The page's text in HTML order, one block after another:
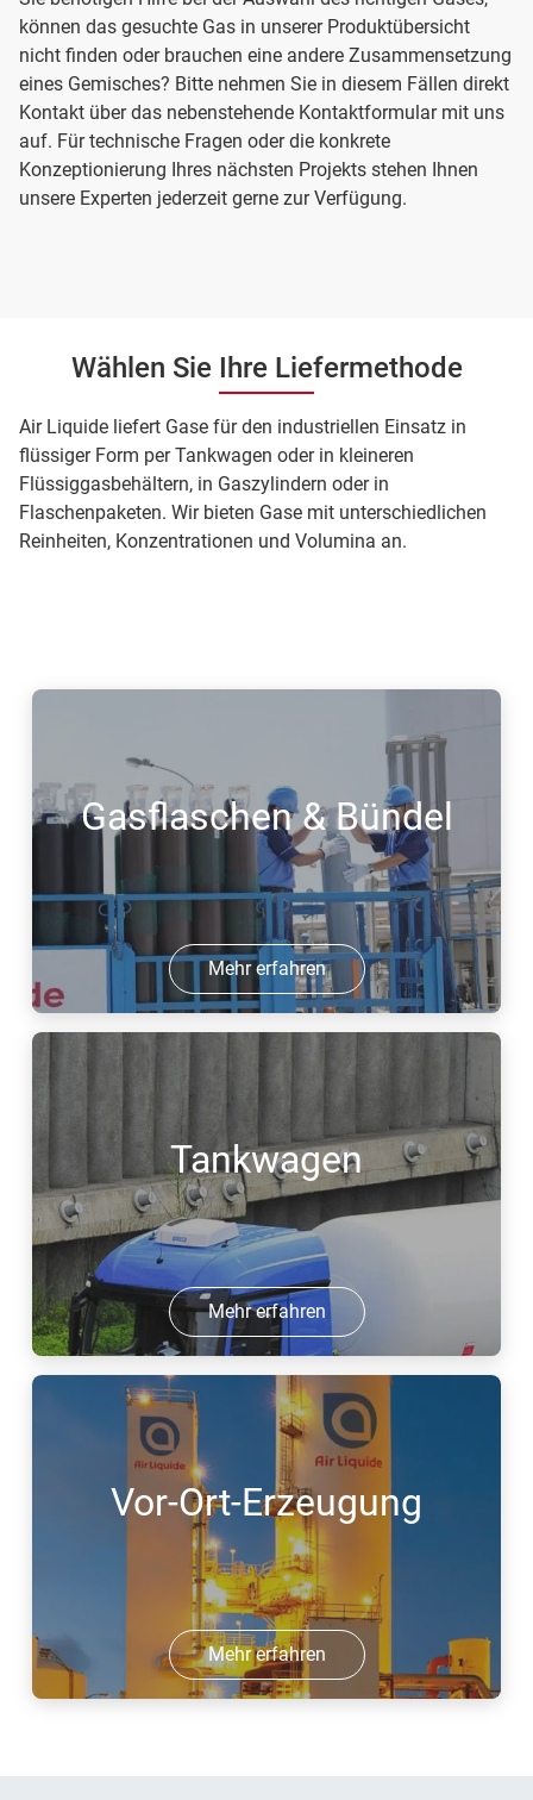
können das gesuchte Gas in unserer Produktübersicht
nicht finden oder brauchen eine andere Zusammensetzung
eines Gemisches? Bitte nehmen Sie in diesem Fällen direkt
Kontakt über das nebenstehende Kontaktformular mit uns
auf. Für technische Fragen oder die konkrete
Konzeptionierung Ihres nächsten Projekts stehen Ihnen
unsere Experten jederzeit gerne zur Verfügung.
Wählen Sie Ihre Liefermethode
Air Liquide liefert Gase für den industriellen Einsatz in
flüssiger Form per Tankwagen oder in kleineren
Flüssiggasbehältern, in Gaszylindern oder in
Flaschenpaketen. Wir bieten Gase mit unterschiedlichen
Reinheiten, Konzentrationen und Volumina an.
Gasflaschen & Bündel
Mehr erfahren
Tankwagen
Mehr erfahren
Vor-Ort-Erzeugung
Mehr erfahren